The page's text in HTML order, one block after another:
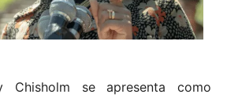
Chisholm se apresenta como